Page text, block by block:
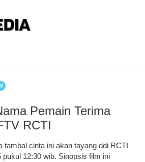
Pemain Terima
RCTI
tambal cinta ini akan tayang ddi RCTI
pukul 12:30 wib. Sinopsis film ini